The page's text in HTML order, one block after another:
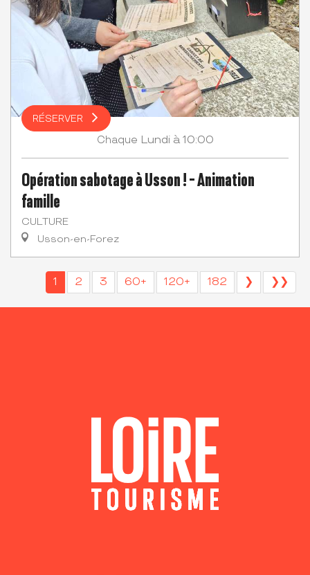
RÉSERVER
Chaque Lundi à 10:00
Opération sabotage à Usson ! - Animation
famille
CULTURE
Usson-en-Forez
1 2 3 60+ 120+ 182 ❯ ❯❯